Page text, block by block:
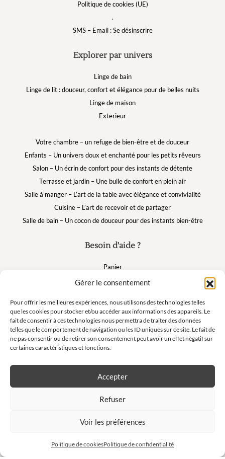
Gérer le consentement
Pour offrir les meilleures expériences, nous utilisons des technologies telles
que les cookies pour stocker et/ou accéder aux informations des appareils. Le
fait de consentir à ces technologies nous permettra de traiter des données
telles que le comportement de navigation ou les ID uniques sur ce site. Le fait de
ne pas consentir ou de retirer son consentement peut avoir un effet négatif sur
certaines caractéristiques et fonctions.
Accepter
Refuser
Voir les préférences
Politique de cookiesPolitique de confidentialité
Besoin d'aide ?
Panier
FAQ
Suivez nous
Politique de cookies (UE)
.
SMS – Email : Se désinscrire
Explorer par univers
Linge de bain
Linge de lit : douceur, confort et élégance pour de belles nuits
Linge de maison
Exterieur
Votre chambre – un refuge de bien-être et de douceur
Enfants – Un univers doux et enchanté pour les petits rêveurs
Salon – Un écrin de confort pour des instants de détente
Terrasse et jardin – Une bulle de confort en plein air
Salle à manger – L’art de la table avec élégance et convivialité
Cuisine – L’art de recevoir et de partager
Salle de bain – Un cocon de douceur pour des instants bien-être
Newsletter
Ne manquez pas nos offres exclusives et nos ventes privées !
S'inscrire à la newsletter